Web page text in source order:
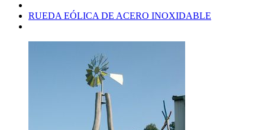
RUEDA EÓLICA DE ACERO INOXIDABLE